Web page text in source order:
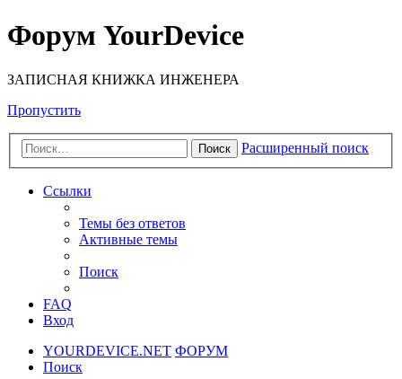
Форум YourDevice
ЗАПИСНАЯ КНИЖКА ИНЖЕНЕРА
Пропустить
Поиск Расширенный поиск
Ссылки
Темы без ответов
Активные темы
Поиск
FAQ
Вход
YOURDEVICE.NET ФОРУМ
Поиск